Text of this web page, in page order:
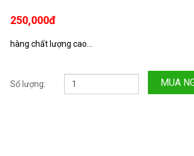
250,000đ
hàng chất lượng cao...
Số lượng: MUA